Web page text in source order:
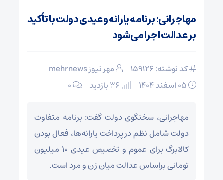
مهاجرانی: برنامه یارانه و عیدی دولت با تأکید
بر عدالت اجرا می‌شود
کد نوشته: 159126
مهر نیوز mehrnews
۰
مهاجرانی، سخنگوی دولت گفت: برنامه متفاوت
دولت شامل نظم در پرداخت یارانه‌ها، فعال بودن
کالابرگ برای عموم و تخصیص عیدی ۱۰ میلیون
تومانی براساس عدالت میان زن و مرد است.